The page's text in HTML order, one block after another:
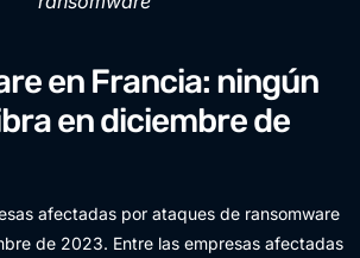
en Francia: ningún
en diciembre de
afectadas por ataques de ransomware
de 2023. Entre las empresas afectadas